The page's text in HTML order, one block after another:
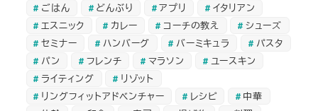
ごはん
どんぶり アプリ
イタリアン
エスニック
カレー コーチの教え
シューズ
セミナー
ハンバーグ バーミキュラ
パスタ
パン
フレンチ マラソン
ユースキン
ライティング
リゾット
リングフィットアドベンチャー
レシピ
中華